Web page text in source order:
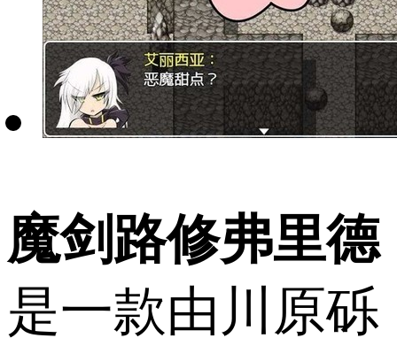
魔剑路修弗里德
是一款由川原砾